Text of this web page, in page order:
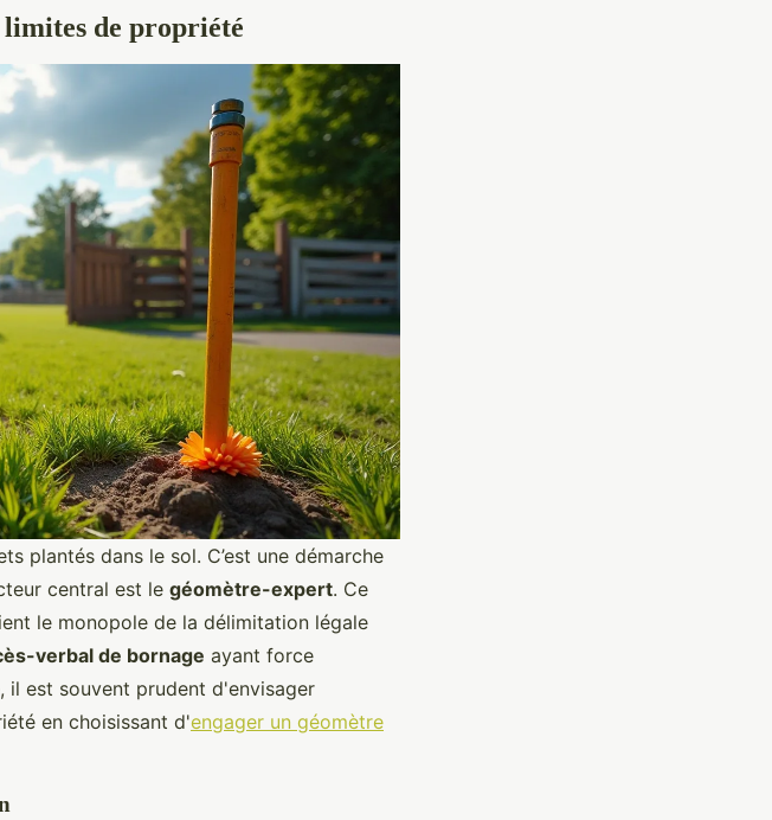
de propriété
plantés dans le sol. C’est une démarche
central est le géomètre-expert. Ce
le monopole de la délimitation légale
verbal de bornage ayant force
il est souvent prudent d'envisager
en choisissant d'engager un géomètre